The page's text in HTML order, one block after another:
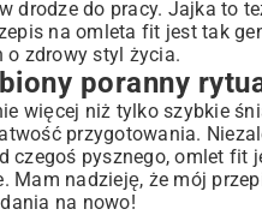
drodze do pracy. Jajka to
na omleta fit jest tak
o zdrowy styl życia.
poranny
więcej niż tylko szybkie
przygotowania.
czegoś pysznego, omlet
Mam nadzieję, że mój
na nowo!